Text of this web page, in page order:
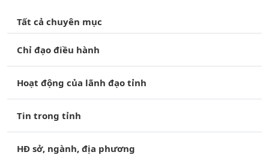
Tất cả chuyên mục
Chỉ đạo điều hành
Hoạt động của lãnh đạo tỉnh
Tin trong tỉnh
HĐ sở, ngành, địa phương